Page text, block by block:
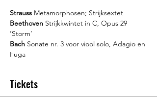
Strauss
Beethoven Strijkkwintet in C, Opus 29
Bach Sonate nr. 3 voor viool solo, Adagio en
Fuga
Tickets